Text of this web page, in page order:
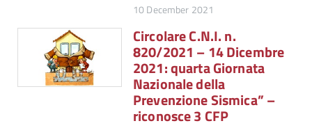
10 December 2021
Circolare C.N.I. n.
820/2021 – 14 Dicembre
2021: quarta Giornata
Nazionale della
Prevenzione Sismica” –
riconosce 3 CFP